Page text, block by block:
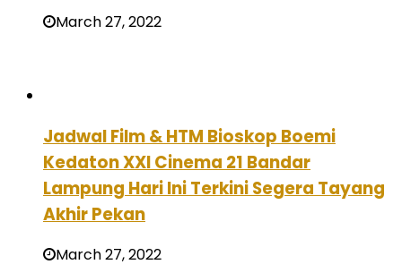
March 27, 2022
Jadwal Film & HTM Bioskop Boemi
Kedaton XXI Cinema 21 Bandar
Lampung Hari Ini Terkini Segera Tayang
Akhir Pekan
March 27, 2022